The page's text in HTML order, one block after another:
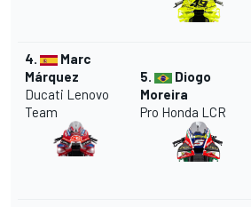
4.
Marc
Márquez
Ducati Lenovo
Team
5.
Diogo
Moreira
Pro Honda LCR